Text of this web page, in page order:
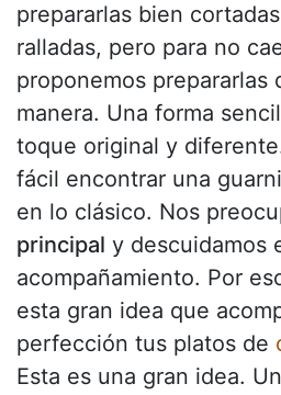
prepararlas bien
ralladas, pero para no
proponemos prepararlas
manera. Una forma
toque original y
fácil encontrar una
en lo clásico. Nos
principal y descuidamos
acompañamiento. Por
esta gran idea que
perfección tus platos de
Esta es una gran idea.